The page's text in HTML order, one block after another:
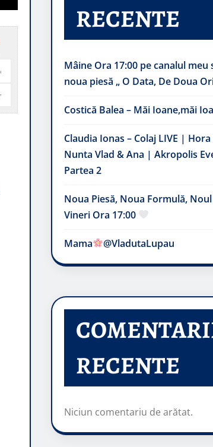
RECENTE
Mâine Ora 17:00 pe canalul meu
noua piesă „ O Data, De Doua
Costică Balea – Măi Ioane,măi
Claudia Ionas – Colaj LIVE |
Nunta Vlad & Ana | Akropolis
Partea 2
Noua Piesă, Noua Formulă,
Vineri Ora 17:00
Mama @VladutaLupau
RECENTE
Niciun comentariu de arătat.